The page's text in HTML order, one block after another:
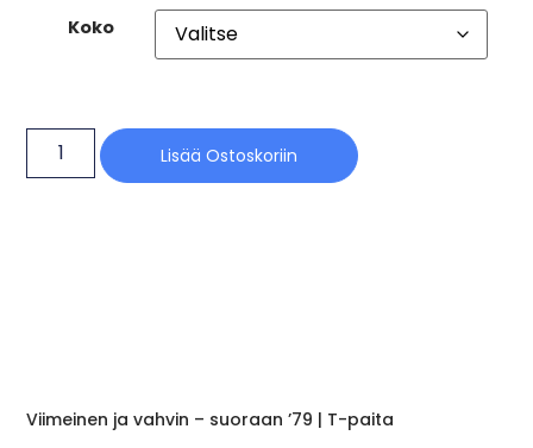
Koko
Lisää Ostoskoriin
Viimeinen ja vahvin – suoraan ’79 | T-paita